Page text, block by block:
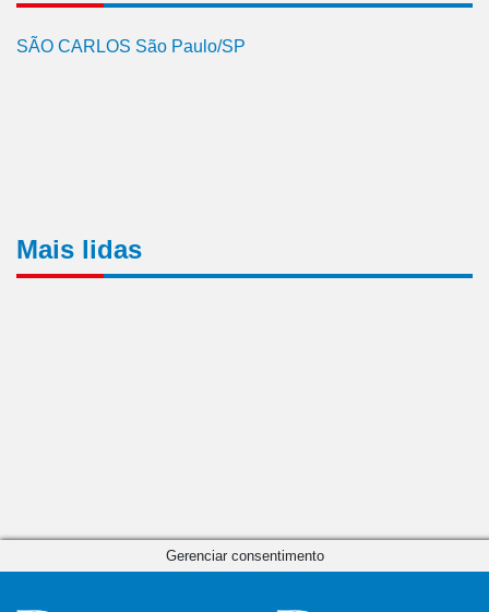
SÃO CARLOS São Paulo/SP
Mais lidas
Gerenciar consentimento